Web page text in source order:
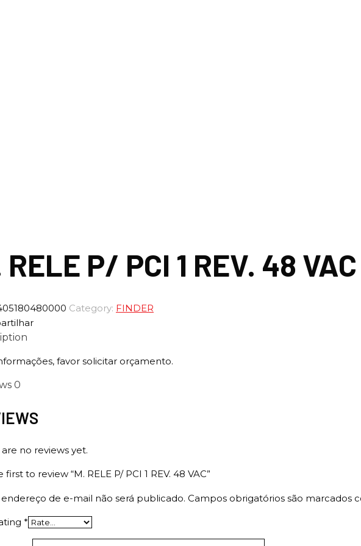
RELE P/ PCI 1 REV. 48 VAC
Category: FINDER
favor solicitar orçamento.
0
no reviews yet.
first to review “M. RELE P/ PCI 1 REV. 48 VAC”
endereço de e-mail não será publicado. Campos obrigatórios são marcados
*